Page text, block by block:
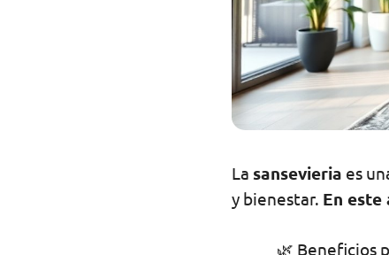
La sansevieria es
y bienestar. En
🌿 Beneficios